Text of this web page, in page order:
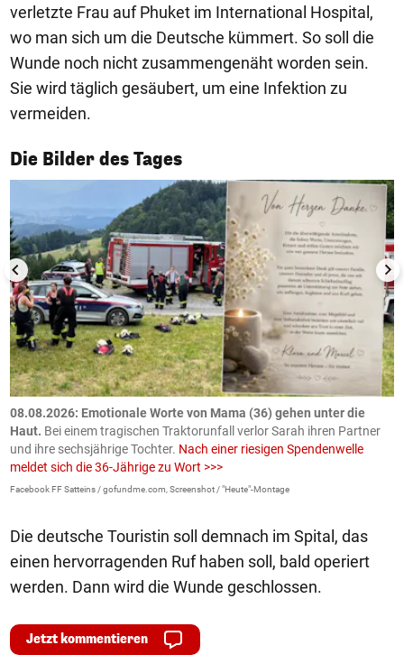
verletzte Frau auf Phuket im International Hospital,
wo man sich um die Deutsche kümmert. So soll die
Wunde noch nicht zusammengenäht worden sein.
Sie wird täglich gesäubert, um eine Infektion zu
vermeiden.
Die Bilder des Tages
1/50
08.08.2026: Emotionale Worte von Mama (36) gehen unter die
Haut. Bei einem tragischen Traktorunfall verlor Sarah ihren Partner
und ihre sechsjährige Tochter. Nach einer riesigen Spendenwelle
meldet sich die 36-Jährige zu Wort >>>
Facebook FF Satteins / gofundme.com, Screenshot / "Heute"-Montage
Die deutsche Touristin soll demnach im Spital, das
einen hervorragenden Ruf haben soll, bald operiert
werden. Dann wird die Wunde geschlossen.
Jetzt kommentieren